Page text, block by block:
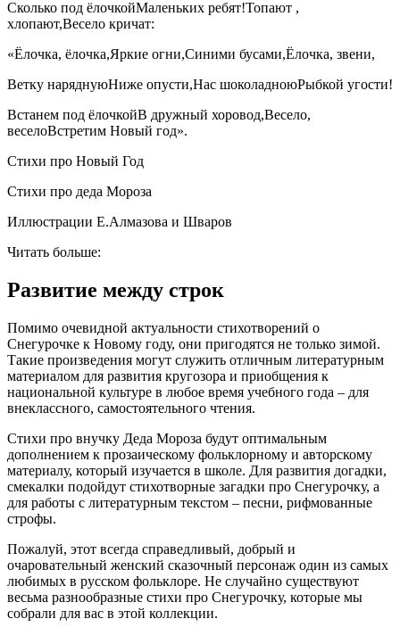
Сколько под ёлочкойМаленьких ребят!Топают ,
хлопают,Весело кричат:
«Ёлочка, ёлочка,Яркие огни,Синими бусами,Ёлочка, звени,
Ветку наряднуюНиже опусти,Нас шоколадноюРыбкой угости!
Встанем под ёлочкойВ дружный хоровод,Весело,
веселоВстретим Новый год».
Стихи про Новый Год
Стихи про деда Мороза
Иллюстрации Е.Алмазова и Шваров
Читать больше:
Развитие между строк
Помимо очевидной актуальности стихотворений о
Снегурочке к Новому году, они пригодятся не только зимой.
Такие произведения могут служить отличным литературным
материалом для развития кругозора и приобщения к
национальной культуре в любое время учебного года – для
внеклассного, самостоятельного чтения.
Стихи про внучку Деда Мороза будут оптимальным
дополнением к прозаическому фольклорному и авторскому
материалу, который изучается в школе. Для развития догадки,
смекалки подойдут стихотворные загадки про Снегурочку, а
для работы с литературным текстом – песни, рифмованные
строфы.
Пожалуй, этот всегда справедливый, добрый и
очаровательный женский сказочный персонаж один из самых
любимых в русском фольклоре. Не случайно существуют
весьма разнообразные стихи про Снегурочку, которые мы
собрали для вас в этой коллекции.